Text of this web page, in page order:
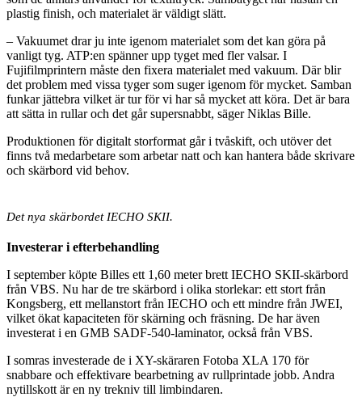
plastig finish, och materialet är väldigt slätt.
– Vakuumet drar ju inte igenom materialet som det kan göra på
vanligt tyg. ATP:en spänner upp tyget med fler valsar. I
Fujifilmprintern måste den fixera materialet med vakuum. Där blir
det problem med vissa tyger som suger igenom för mycket. Samban
funkar jättebra vilket är tur för vi har så mycket att köra. Det är bara
att sätta in rullar och det går supersnabbt, säger Niklas Bille.
Produktionen för digitalt storformat går i tvåskift, och utöver det
finns två medarbetare som arbetar natt och kan hantera både skrivare
och skärbord vid behov.
Det nya skärbordet IECHO SKII.
Investerar i efterbehandling
I september köpte Billes ett 1,60 meter brett IECHO SKII-skärbord
från VBS. Nu har de tre skärbord i olika storlekar: ett stort från
Kongsberg, ett mellanstort från IECHO och ett mindre från JWEI,
vilket ökat kapaciteten för skärning och fräsning. De har även
investerat i en GMB SADF-540-laminator, också från VBS.
I somras investerade de i XY-skäraren Fotoba XLA 170 för
snabbare och effektivare bearbetning av rullprintade jobb. Andra
nytillskott är en ny trekniv till limbindaren.